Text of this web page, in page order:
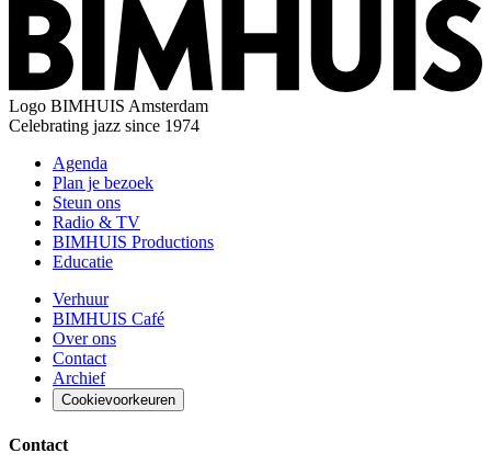
Logo BIMHUIS Amsterdam
Celebrating jazz since 1974
Agenda
Plan je bezoek
Steun ons
Radio & TV
BIMHUIS Productions
Educatie
Verhuur
BIMHUIS Café
Over ons
Contact
Archief
Cookievoorkeuren
Contact